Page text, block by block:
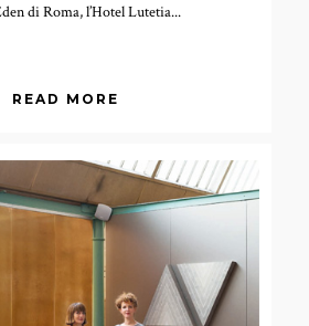
di Roma, l’Hotel Lutetia...
READ MORE